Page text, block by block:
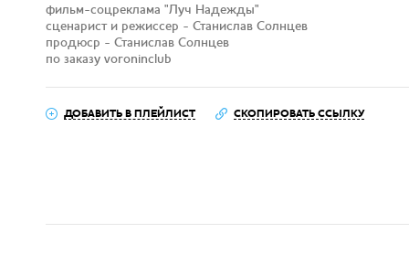
фильм-соцреклама "Луч Надежды"
сценарист и режиссер - Станислав Солнцев
продюср - Станислав Солнцев
по заказу voroninclub
ДОБАВИТЬ В ПЛЕЙЛИСТ СКОПИРОВАТЬ ССЫЛКУ